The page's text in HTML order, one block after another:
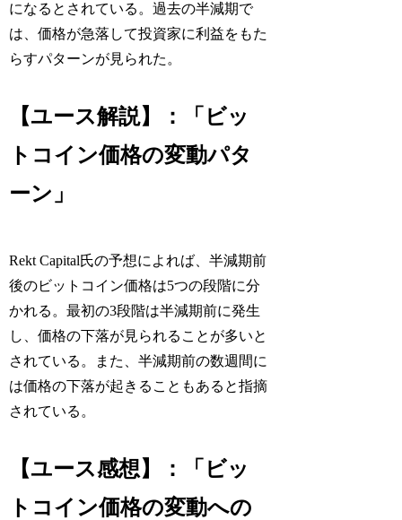
になるとされている。過去の半減期で
は、価格が急落して投資家に利益をもた
らすパターンが見られた。
【ユース解説】：「ビッ
トコイン価格の変動パタ
ーン」
Rekt Capital氏の予想によれば、半減期前
後のビットコイン価格は5つの段階に分
かれる。最初の3段階は半減期前に発生
し、価格の下落が見られることが多いと
されている。また、半減期前の数週間に
は価格の下落が起きることもあると指摘
されている。
【ユース感想】：「ビッ
トコイン価格の変動への